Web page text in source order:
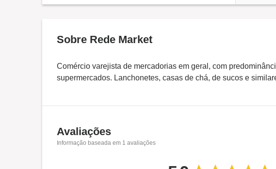
Sobre Rede Market
Comércio varejista de mercadorias em geral, com
supermercados. Lanchonetes, casas de chá, de sucos e
Avaliações
Informação baseada em 1 avaliações